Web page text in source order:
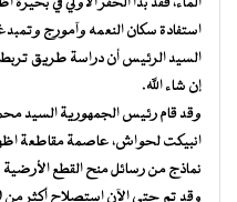
الماء، فقد بدأ الحفر الأولي في
استفادة سكان النعمه وآمورج
السيد الرئيس أن دراسة طريق تربط
إن شاء الله.
وقد قام رئيس الجمهورية السيد
انبيكت لحواش، عاصمة مقاطعة
نماذج من رسائل منح القطع الأرضية